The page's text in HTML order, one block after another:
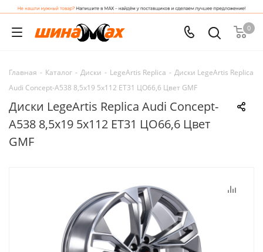
0
Главная - Каталог - Диски - LegeArtis Replica - Диски LegeArtis Replica
Audi Concept-A538 8,5x19 5x112 ET31 ЦО66,6 Цвет GMF
Диски LegeArtis Replica Audi Concept-
A538 8,5x19 5x112 ET31 ЦО66,6 Цвет
GMF